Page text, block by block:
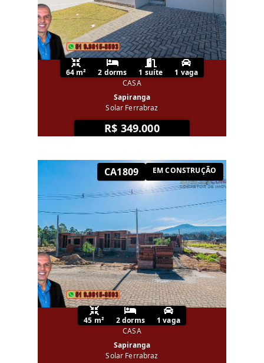
64 m² 2 dorms 1 suíte
1 vaga
CASA
Sapiranga
Solar Ferrabraz
R$ 349.000
CA1809 EM CONSTRUÇÃO
45 m² 2 dorms
1 vaga
CASA
Sapiranga
Solar Ferrabraz